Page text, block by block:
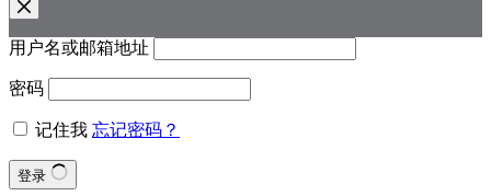
用户名或邮箱地址
密码
记住我 忘记密码？
登录